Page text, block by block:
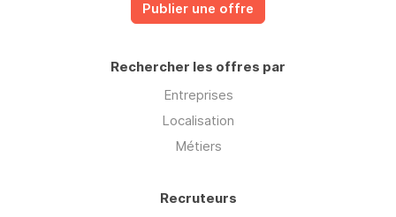
Publier une offre
Rechercher les offres par
Entreprises
Localisation
Métiers
Recruteurs